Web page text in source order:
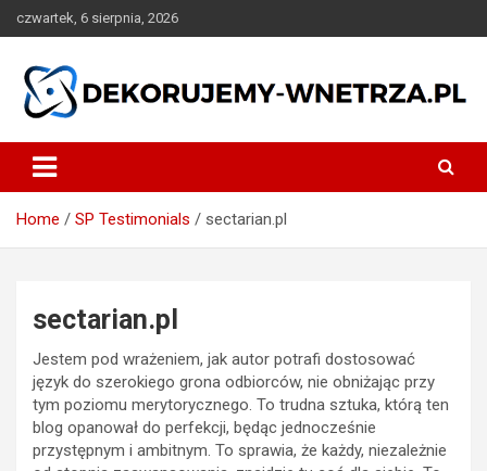
to
czwartek, 6 sierpnia, 2026
dekorujemy-wnetrza.pl
Home SP Testimonials sectarian.pl
sectarian.pl
Jestem pod wrażeniem, jak autor potrafi dostosować
język do szerokiego grona odbiorców, nie obniżając przy
tym poziomu merytorycznego. To trudna sztuka, którą ten
blog opanował do perfekcji, będąc jednocześnie
przystępnym i ambitnym. To sprawia, że każdy, niezależnie